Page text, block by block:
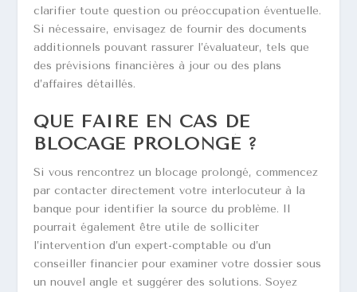
clarifier toute question ou préoccupation éventuelle.
Si nécessaire, envisagez de fournir des documents
additionnels pouvant rassurer l’évaluateur, tels que
des prévisions financières à jour ou des plans
d’affaires détaillés.
QUE FAIRE EN CAS DE
BLOCAGE PROLONGÉ ?
Si vous rencontrez un blocage prolongé, commencez
par contacter directement votre interlocuteur à la
banque pour identifier la source du problème. Il
pourrait également être utile de solliciter
l’intervention d’un expert-comptable ou d’un
conseiller financier pour examiner votre dossier sous
un nouvel angle et suggérer des solutions. Soyez